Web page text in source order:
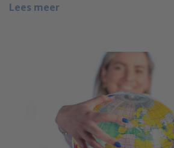
Lees meer